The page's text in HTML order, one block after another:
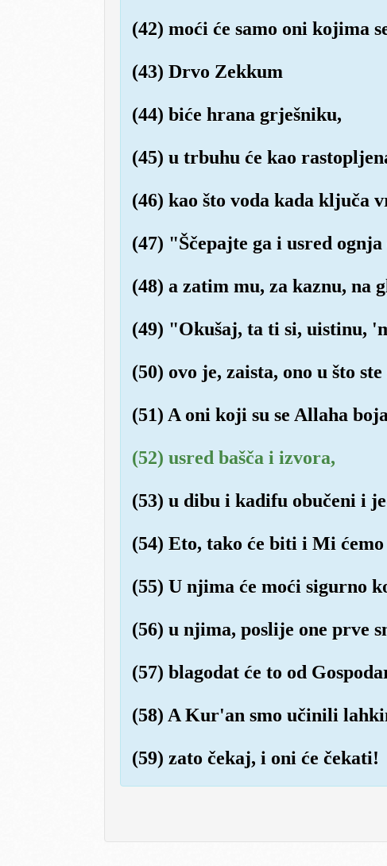
(42) moći će samo oni kojima
(43) Drvo Zekkum
(44) biće hrana grješniku,
(45) u trbuhu će kao
(46) kao što voda kada ključa
(47) "Ščepajte ga i usred
(48) a zatim mu, za kaznu,
(49) "Okušaj, ta ti si, uistinu,
(50) ovo je, zaista, ono u što
(51) A oni koji su se Allaha
(52) usred bašča i izvora,
(53) u dibu i kadifu obučeni i
(54) Eto, tako će biti i Mi
(55) U njima će moći sigurno
(56) u njima, poslije one prve
(57) blagodat će to od
(58) A Kur'an smo učinili
(59) zato čekaj, i oni će čekati!